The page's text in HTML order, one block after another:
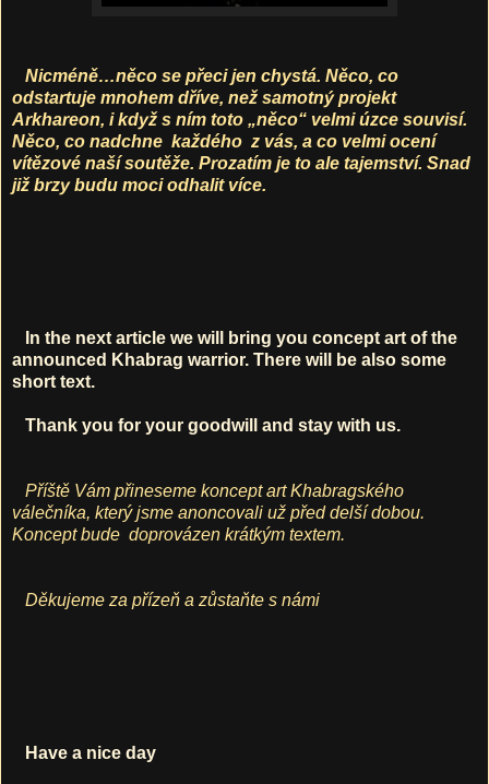
Nicméně…něco se přeci jen chystá. Něco, co
odstartuje mnohem dříve, než samotný projekt
Arkhareon, i když s ním toto „něco“ velmi úzce souvisí.
Něco, co nadchne každého z vás, a co velmi ocení
vítězové naší soutěže. Prozatím je to ale tajemství. Snad
již brzy budu moci odhalit více.
In the next article we will bring you concept art of the
announced Khabrag warrior. There will be also some
short text.
Thank you for your goodwill and stay with us.
Příště Vám přineseme koncept art Khabragského
válečníka, který jsme anoncovali už před delší dobou.
Koncept bude doprovázen krátkým textem.
Děkujeme za přízeň a zůstaňte s námi
Have a nice day